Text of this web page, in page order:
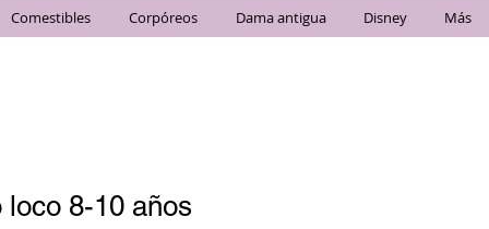
Comestibles Corpóreos Dama antigua Disney Más
8-10 años